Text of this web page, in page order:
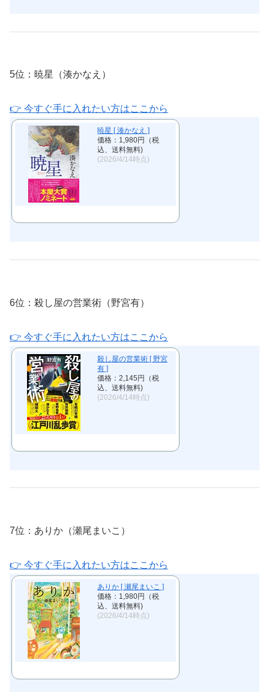
5位：暁星（湊かなえ）
👉 今すぐ手に入れたい方はここから
暁星 [ 湊かなえ ]
価格：1,980円（税
込、送料無料)
(2026/4/14時点)
6位：殺し屋の営業術（野宮有）
👉 今すぐ手に入れたい方はここから
殺し屋の営業術 [ 野宮
有 ]
価格：2,145円（税
込、送料無料)
(2026/4/14時点)
7位：ありか（瀬尾まいこ）
👉 今すぐ手に入れたい方はここから
ありか [ 瀬尾まいこ ]
価格：1,980円（税
込、送料無料)
(2026/4/14時点)